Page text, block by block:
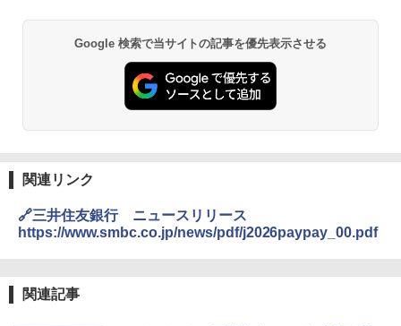
Google 検索で当サイトの記事を優先表示させる
関連リンク
🔗三井住友銀行 ニュースリリース
https://www.smbc.co.jp/news/pdf/j2026paypay_00.pdf
関連記事